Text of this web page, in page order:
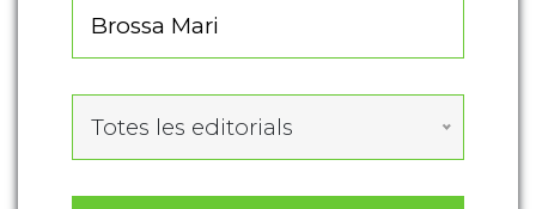
Totes les editorials